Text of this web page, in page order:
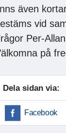
även
vid
Per-
på
Dela sidan via:
Facebook